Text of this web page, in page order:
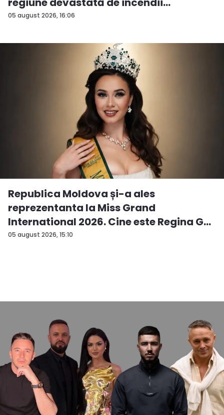
05 august 2026, 16:06
05 august 2026, 15:10
Republica Moldova și-a ales
reprezentanta la Miss Grand
International 2026. Cine este Regina G...